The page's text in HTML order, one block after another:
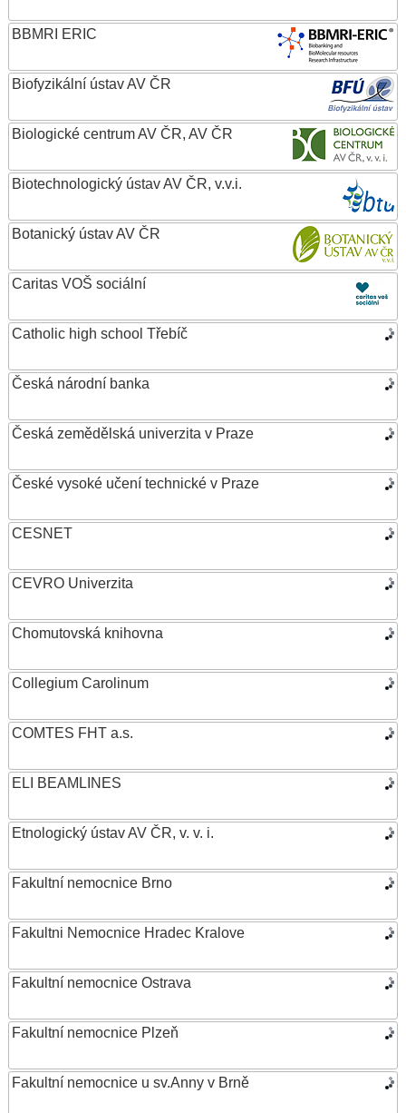
BBMRI ERIC
Biofyzikální ústav AV ČR
Biologické centrum AV ČR, AV ČR
Biotechnologický ústav AV ČR, v.v.i.
Botanický ústav AV ČR
Caritas VOŠ sociální
Catholic high school Třebíč
Česká národní banka
Česká zemědělská univerzita v Praze
České vysoké učení technické v Praze
CESNET
CEVRO Univerzita
Chomutovská knihovna
Collegium Carolinum
COMTES FHT a.s.
ELI BEAMLINES
Etnologický ústav AV ČR, v. v. i.
Fakultní nemocnice Brno
Fakultni Nemocnice Hradec Kralove
Fakultní nemocnice Ostrava
Fakultní nemocnice Plzeň
Fakultní nemocnice u sv.Anny v Brně